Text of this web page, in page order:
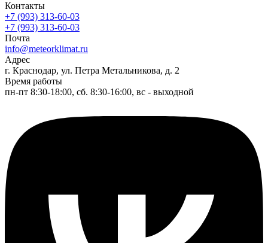
Контакты
+7 (993) 313-60-03
+7 (993) 313-60-03
Почта
info@meteorklimat.ru
Адрес
г. Краснодар, ул. Петра Метальникова, д. 2
Время работы
пн-пт 8:30-18:00, сб. 8:30-16:00, вс - выходной